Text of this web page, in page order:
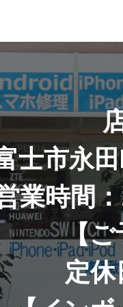
士市永
業時間
【ご
定